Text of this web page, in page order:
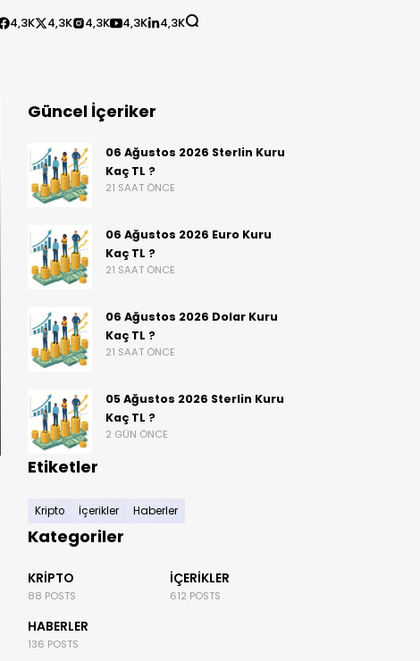
4,3K 4,3K 4,3K 4,3K 4,3K
Güncel İçeriker
06 Ağustos 2026 Sterlin Kuru
Kaç TL ?
21 SAAT ÖNCE
06 Ağustos 2026 Euro Kuru
Kaç TL ?
21 SAAT ÖNCE
06 Ağustos 2026 Dolar Kuru
Kaç TL ?
21 SAAT ÖNCE
05 Ağustos 2026 Sterlin Kuru
Kaç TL ?
2 GÜN ÖNCE
Etiketler
Kripto İçerikler Haberler
Kategoriler
KRIPTO
88 POSTS
İÇERIKLER
612 POSTS
HABERLER
136 POSTS